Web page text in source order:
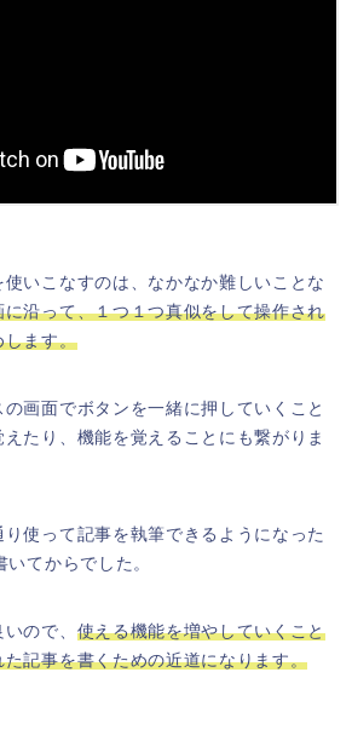
いこなすのは、なかなか難しいことな
に沿って、１つ１つ真似をして操作され
します。
画面でボタンを一緒に押していくこと
たり、機能を覚えることにも繋がりま
使って記事を執筆できるようになった
てからでした。
ので、 使える機能を増やしていくこと
記事を書くための近道になります。